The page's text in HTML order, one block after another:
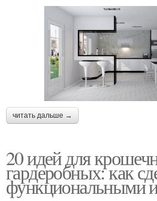
читать дальше →
20 идей для
гардеробных: как
функциональными